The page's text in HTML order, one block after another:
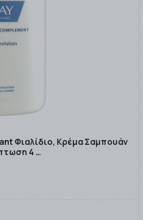
Φιαλίδιο, Κρέμα Σαμπουάν
4 …